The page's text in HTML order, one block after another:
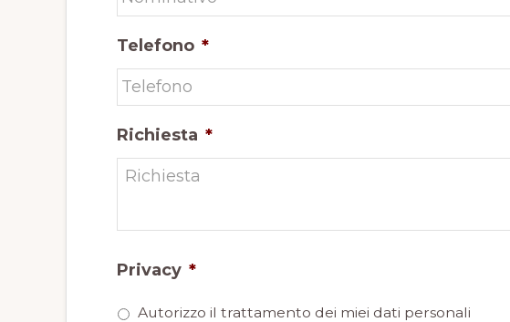
Telefono *
Richiesta *
Privacy *
Autorizzo il trattamento dei miei dati personali